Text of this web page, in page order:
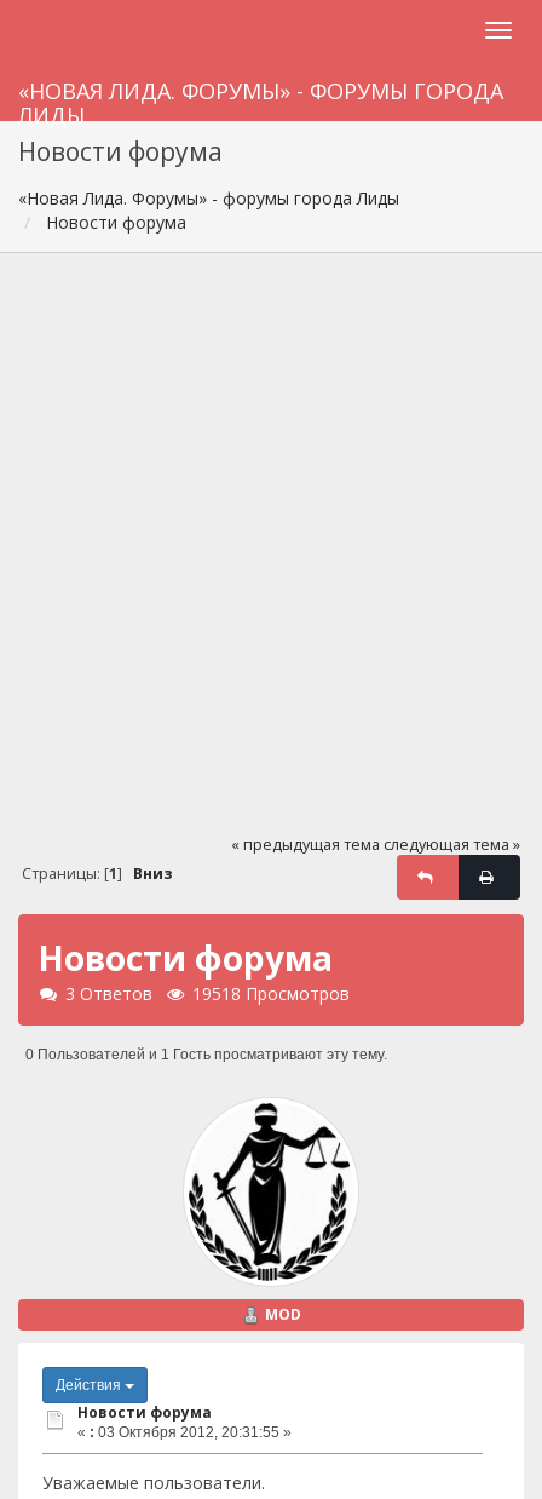
«НОВАЯ ЛИДА. ФОРУМЫ» - ФОРУМЫ ГОРОДА
ЛИДЫ
Новости форума
«Новая Лида. Форумы» - форумы города Лиды
Новости форума
« предыдущая тема следующая тема »
Страницы: [1] Вниз
Новости форума
3 Ответов 19518 Просмотров
0 Пользователей и 1 Гость просматривают эту тему.
MOD
Действия
Новости форума
« : 03 Октября 2012, 20:31:55 »
Уважаемые пользователи.